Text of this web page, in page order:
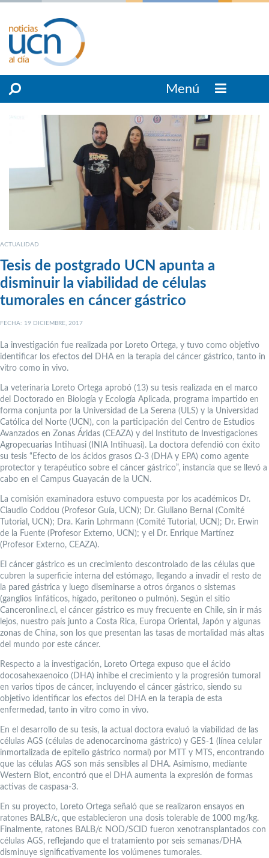
Menú
ACTUALIDAD
Tesis de postgrado UCN apunta a
disminuir la viabilidad de células
tumorales en cáncer gástrico
FECHA: 19 DICIEMBRE, 2017
La investigación fue realizada por Loreto Ortega, y tuvo como objetivo
identificar los efectos del DHA en la terapia del cáncer gástrico, tanto in
vitro como in vivo.
La veterinaria Loreto Ortega aprobó (13) su tesis realizada en el marco
del Doctorado en Biología y Ecología Aplicada, programa impartido en
forma conjunta por la Universidad de La Serena (ULS) y la Universidad
Católica del Norte (UCN), con la participación del Centro de Estudios
Avanzados en Zonas Áridas (CEAZA) y del Instituto de Investigaciones
Agropecuarias Intihuasi (INIA Intihuasi). La doctora defendió con éxito
su tesis “Efecto de los ácidos grasos Ω-3 (DHA y EPA) como agente
protector y terapéutico sobre el cáncer gástrico”, instancia que se llevó a
cabo en el Campus Guayacán de la UCN.
La comisión examinadora estuvo compuesta por los académicos Dr.
Claudio Coddou (Profesor Guía, UCN); Dr. Giuliano Bernal (Comité
Tutorial, UCN); Dra. Karin Lohrmann (Comité Tutorial, UCN); Dr. Erwin
de la Fuente (Profesor Externo, UCN); y el Dr. Enrique Martínez
(Profesor Externo, CEAZA).
El cáncer gástrico es un crecimiento descontrolado de las células que
cubren la superficie interna del estómago, llegando a invadir el resto de
la pared gástrica y luego diseminarse a otros órganos o sistemas
(ganglios linfáticos, hígado, peritoneo o pulmón). Según el sitio
Canceronline.cl, el cáncer gástrico es muy frecuente en Chile, sin ir más
lejos, nuestro país junto a Costa Rica, Europa Oriental, Japón y algunas
zonas de China, son los que presentan las tasas de mortalidad más altas
del mundo por este cáncer.
Respecto a la investigación, Loreto Ortega expuso que el ácido
docosahexaenoico (DHA) inhibe el crecimiento y la progresión tumoral
en varios tipos de cáncer, incluyendo el cáncer gástrico, siendo su
objetivo identificar los efectos del DHA en la terapia de esta
enfermedad, tanto in vitro como in vivo.
En el desarrollo de su tesis, la actual doctora evaluó la viabilidad de las
células AGS (células de adenocarcinoma gástrico) y GES-1 (línea celular
inmortalizada de epitelio gástrico normal) por MTT y MTS, encontrando
que las células AGS son más sensibles al DHA. Asimismo, mediante
Western Blot, encontró que el DHA aumenta la expresión de formas
activas de caspasa-3.
En su proyecto, Loreto Ortega señaló que se realizaron ensayos en
ratones BALB/c, que establecieron una dosis tolerable de 1000 mg/kg.
Finalmente, ratones BALB/c NOD/SCID fueron xenotransplantados con
células AGS, reflejando que el tratamiento por seis semanas/DHA
disminuye significativamente los volúmenes tumorales.